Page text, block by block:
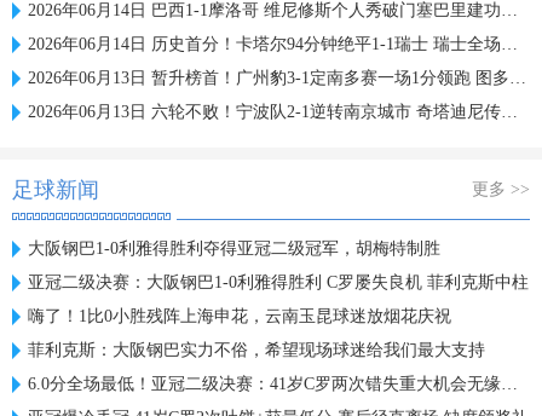
2026年06月14日 巴西1-1摩洛哥 维尼修斯个人秀破门塞巴里建功迪亚斯手术刀助攻
2026年06月14日 历史首分！卡塔尔94分钟绝平1-1瑞士 瑞士全场屡失良机恩博洛点射
2026年06月13日 暂升榜首！广州豹3-1定南多赛一场1分领跑 图多列双响侯煜破门
2026年06月13日 六轮不败！宁波队2-1逆转南京城市 奇塔迪尼传射庞开元建功
足球新闻 更多 >>
大阪钢巴1-0利雅得胜利夺得亚冠二级冠军，胡梅特制胜
亚冠二级决赛：大阪钢巴1-0利雅得胜利 C罗屡失良机 菲利克斯中柱
嗨了！1比0小胜残阵上海申花，云南玉昆球迷放烟花庆祝
菲利克斯：大阪钢巴实力不俗，希望现场球迷给我们最大支持
6.0分全场最低！亚冠二级决赛：41岁C罗两次错失重大机会无缘首冠